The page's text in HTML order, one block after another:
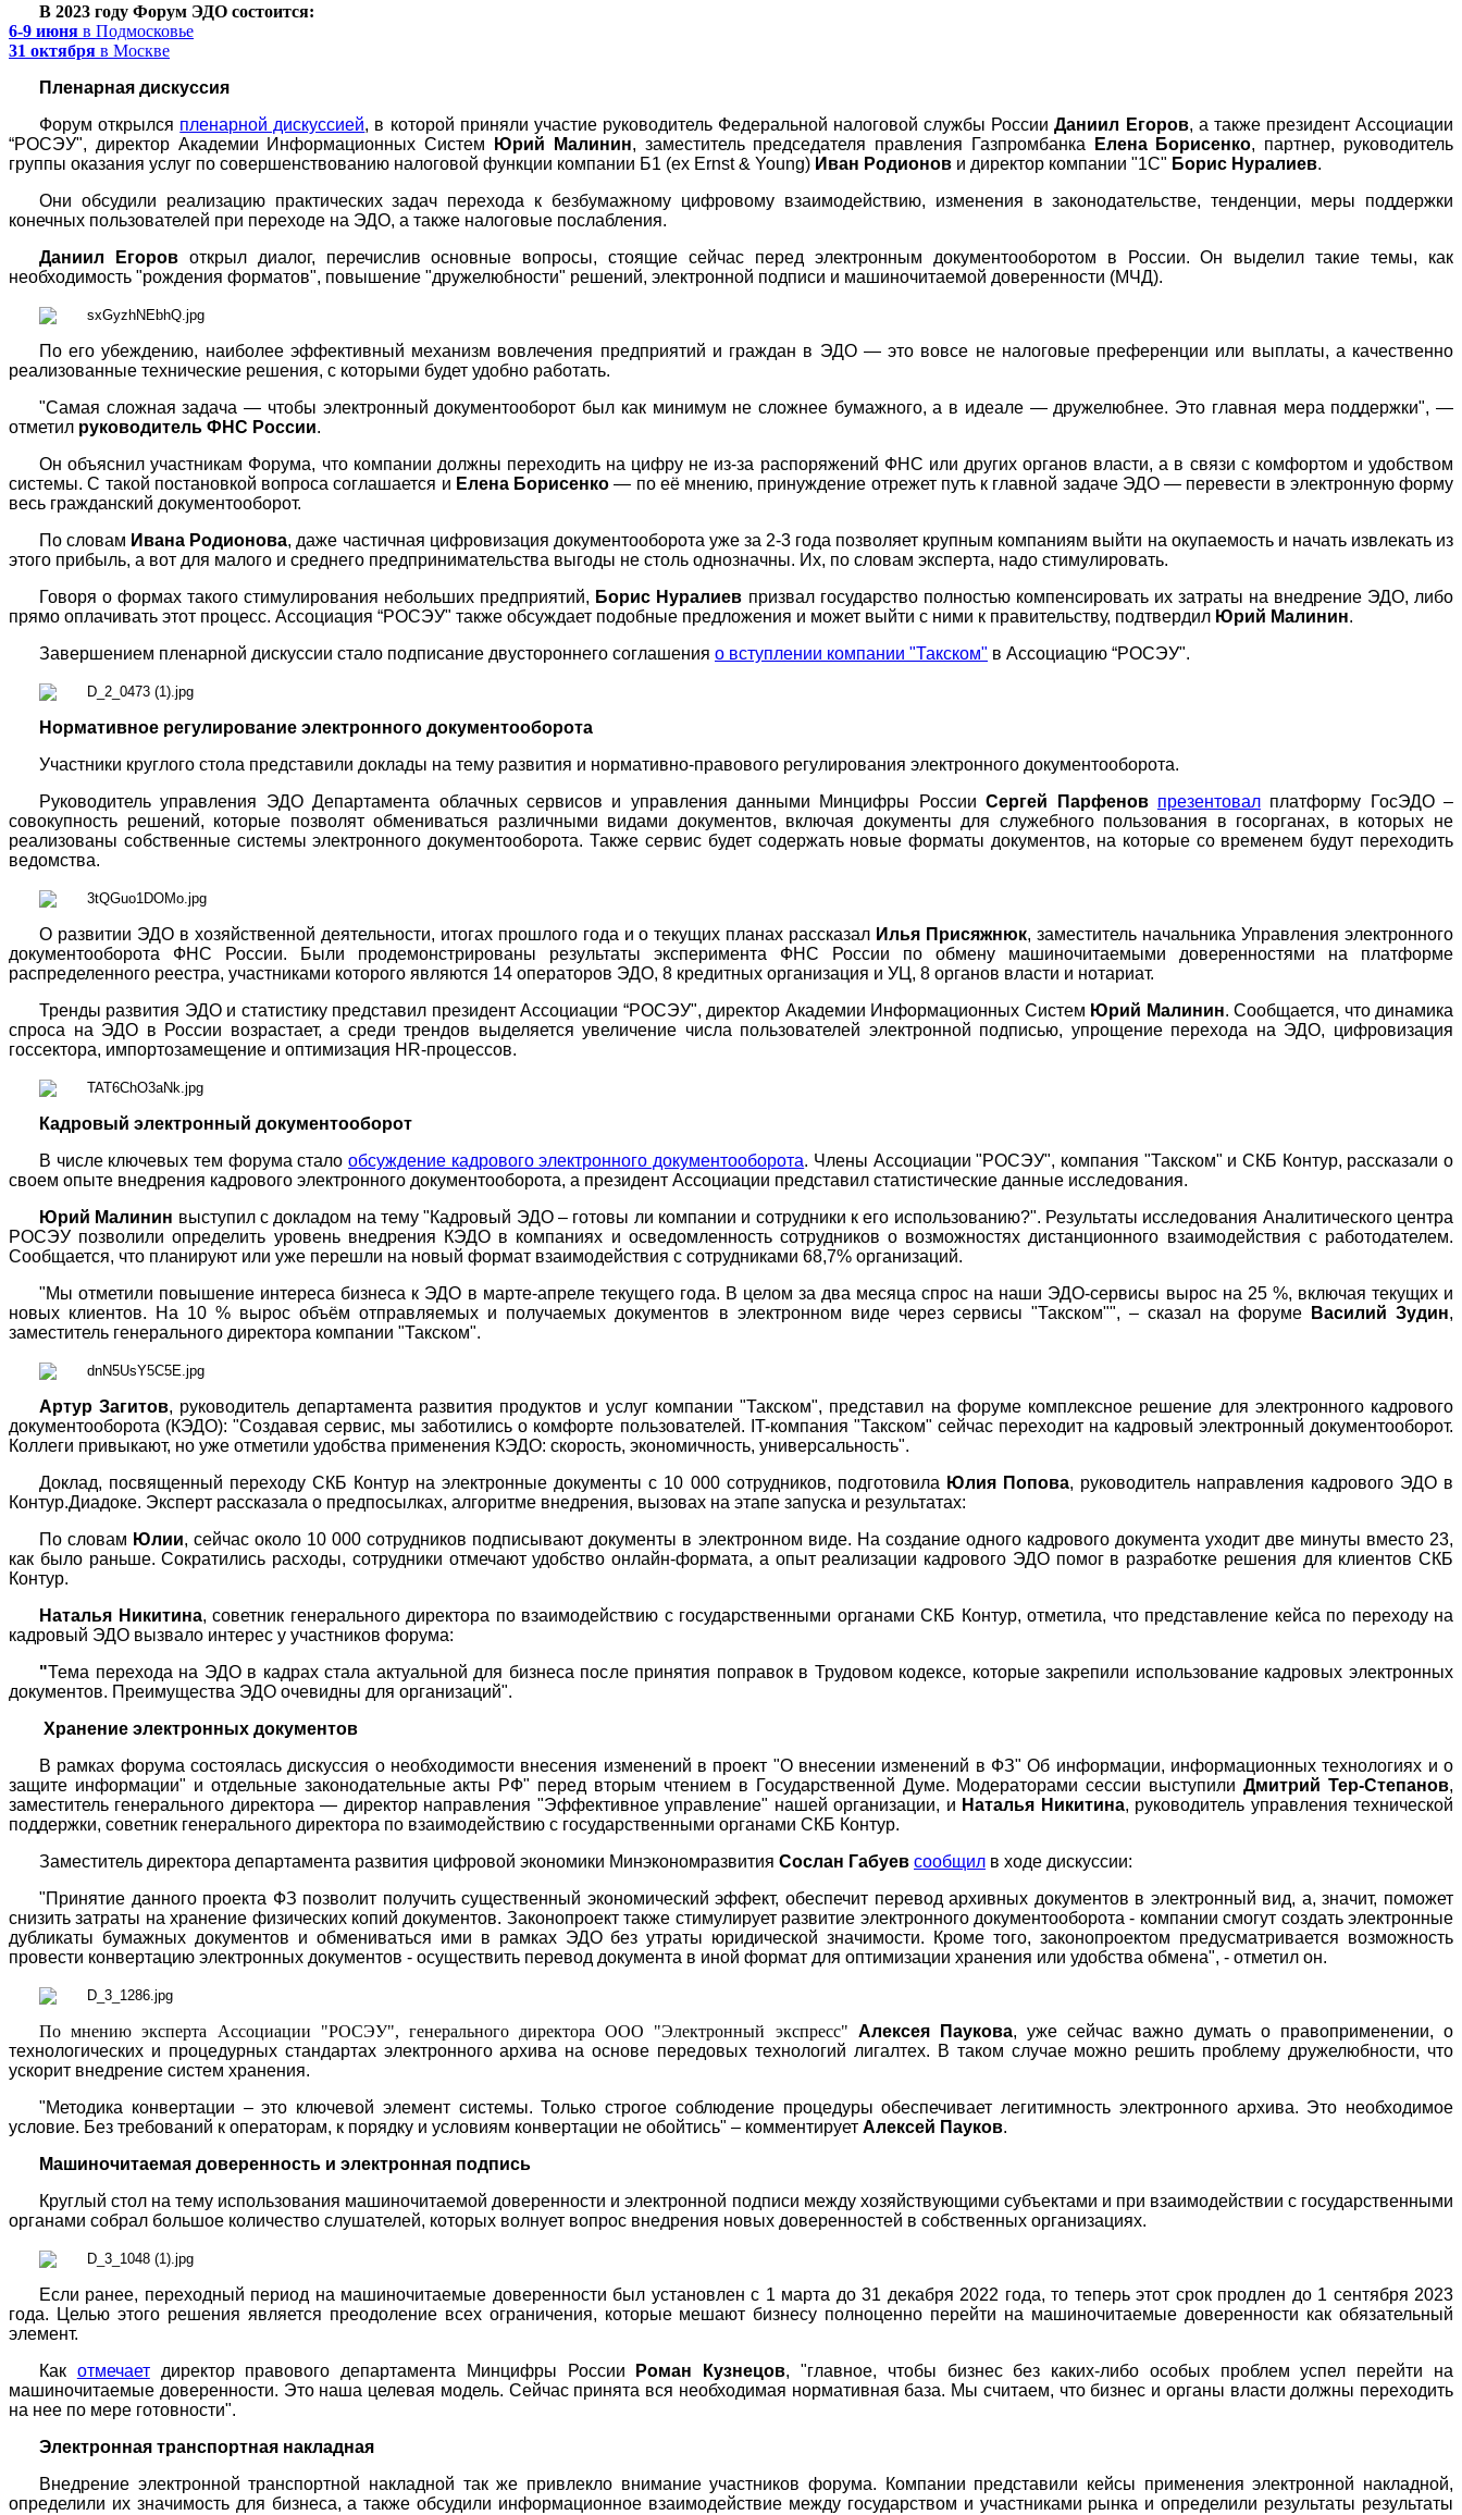
В 2023 году Форум ЭДО состоится:
6-9 июня в Подмосковье
31 октября в Москве
Пленарная дискуссия
Форум открылся пленарной дискуссией, в которой приняли участие руководитель Федеральной налоговой службы РоссииДаниил Егоров, а также президент Ассоциации
“РОСЭУ", директор Академии Информационных Систем Юрий Малинин, заместитель председателя правления Газпромбанка Елена Борисенко, партнер, руководитель
группы оказания услуг по совершенствованию налоговой функции компании Б1 (ex Ernst & Young) Иван Родионов и директор компании "1С" Борис Нуралиев.
Они обсудили реализацию практических задач перехода к безбумажному цифровому взаимодействию, изменения в законодательстве, тенденции, меры поддержки
конечных пользователей при переходе на ЭДО, а также налоговые послабления.
Даниил Егоровоткрыл диалог, перечислив основные вопросы, стоящие сейчас перед электронным документооборотом в России. Он выделил такие темы, как
необходимость "рождения форматов", повышение "дружелюбности" решений, электронной подписи и машиночитаемой доверенности (МЧД).
По его убеждению, наиболее эффективный механизм вовлечения предприятий и граждан в ЭДО — это вовсе не налоговые преференции или выплаты, а качественно
реализованные технические решения, с которыми будет удобно работать.
"Самая сложная задача — чтобы электронный документооборот был как минимум не сложнее бумажного, а в идеале — дружелюбнее. Это главная мера поддержки", —
отметил руководитель ФНС России.
Он объяснил участникам Форума, что компании должны переходить на цифру не из-за распоряжений ФНС или других органов власти, а в связи с комфортом и удобством
системы. С такой постановкой вопроса соглашается и Елена Борисенко — по её мнению, принуждение отрежет путь к главной задаче ЭДО — перевести в электронную форму
весь гражданский документооборот.
По словам Ивана Родионова, даже частичная цифровизация документооборота уже за 2-3 года позволяет крупным компаниям выйти на окупаемость и начать извлекать из
этого прибыль, а вот для малого и среднего предпринимательства выгоды не столь однозначны. Их, по словам эксперта, надо стимулировать.
Говоря о формах такого стимулирования небольших предприятий, Борис Нуралиев призвал государство полностью компенсировать их затраты на внедрение ЭДО, либо
прямо оплачивать этот процесс. Ассоциация “РОСЭУ" также обсуждает подобные предложения и может выйти с ними к правительству, подтвердил Юрий Малинин.
Завершением пленарной дискуссии стало подписание двустороннего соглашения о вступлении компании "Такском" в Ассоциацию “РОСЭУ".
Нормативное регулирование электронного документооборота
Участники круглого стола представили доклады на тему развития и нормативно-правового регулирования электронного документооборота.
Руководитель управления ЭДО Департамента облачных сервисов и управления данными Минцифры РоссииСергей Парфенов презентовалплатформу ГосЭДО –
совокупность решений, которые позволят обмениваться различными видами документов, включая документы для служебного пользования в госорганах, в которых не
реализованы собственные системы электронного документооборота. Также сервис будет содержать новые форматы документов, на которые со временем будут переходить
ведомства.
О развитии ЭДО в хозяйственной деятельности, итогах прошлого года и о текущих планах рассказал Илья Присяжнюк, заместитель начальника Управления электронного
документооборота ФНС России. Были продемонстрированы результаты эксперимента ФНС России по обмену машиночитаемыми доверенностями на платформе
распределенного реестра, участниками которого являются 14 операторов ЭДО, 8 кредитных организация и УЦ, 8 органов власти и нотариат.
Тренды развития ЭДО и статистику представил президент Ассоциации “РОСЭУ", директор Академии Информационных Систем Юрий Малинин. Сообщается, что динамика
спроса на ЭДО в России возрастает, а среди трендов выделяется увеличение числа пользователей электронной подписью, упрощение перехода на ЭДО, цифровизация
госсектора, импортозамещение и оптимизация HR-процессов.
Кадровый электронный документооборот
В числе ключевых тем форума сталообсуждение кадрового электронного документооборота. Члены Ассоциации "РОСЭУ", компания "Такском" и СКБ Контур, рассказали о
своем опыте внедрения кадрового электронного документооборота, а президент Ассоциации представил статистические данные исследования.
Юрий Малинин выступил с докладом на тему "Кадровый ЭДО – готовы ли компании и сотрудники к его использованию?". Результаты исследования Аналитического центра
РОСЭУ позволили определить уровень внедрения КЭДО в компаниях и осведомленность сотрудников о возможностях дистанционного взаимодействия с работодателем.
Сообщается, что планируют или уже перешли на новый формат взаимодействия с сотрудниками 68,7% организаций.
"Мы отметили повышение интереса бизнеса к ЭДО в марте-апреле текущего года. В целом за два месяца спрос на наши ЭДО-сервисы вырос на 25 %, включая текущих и
новых клиентов. На 10 % вырос объём отправляемых и получаемых документов в электронном виде через сервисы "Такском"", – сказал на форуме
Василий Зудин,
заместитель генерального директора компании "Такском".
Артур Загитов, руководитель департамента развития продуктов и услуг компании "Такском", представил на форуме комплексное решение для электронного кадрового
документооборота (КЭДО): "Создавая сервис, мы заботились о комфорте пользователей. IT-компания "Такском" сейчас переходит на кадровый электронный документооборот.
Коллеги привыкают, но уже отметили удобства применения КЭДО: скорость, экономичность, универсальность".
Доклад, посвященный переходу СКБ Контур на электронные документы с 10 000 сотрудников, подготовила Юлия Попова, руководитель направления кадрового ЭДО в
Контур.Диадоке. Эксперт рассказала о предпосылках, алгоритме внедрения, вызовах на этапе запуска и результатах:
По словам Юлии, сейчас около 10 000 сотрудников подписывают документы в электронном виде. На создание одного кадрового документа уходит две минуты вместо 23,
как было раньше. Сократились расходы, сотрудники отмечают удобство онлайн-формата, а опыт реализации кадрового ЭДО помог в разработке решения для клиентов СКБ
Контур.
Наталья Никитина, советник генерального директора по взаимодействию с государственными органами СКБ Контур, отметила, что представление кейса по переходу на
кадровый ЭДО вызвало интерес у участников форума:
"Тема перехода на ЭДО в кадрах стала актуальной для бизнеса после принятия поправок в Трудовом кодексе, которые закрепили использование кадровых электронных
документов. Преимущества ЭДО очевидны для организаций".
Хранение электронных документов
В рамках форума состоялась дискуссия о необходимости внесения изменений в проект "О внесении изменений в ФЗ" Об информации, информационных технологиях и о
защите информации" и отдельные законодательные акты РФ" перед вторым чтением в Государственной Думе. Модераторами сессии выступилиДмитрий Тер-Степанов,
заместитель генерального директора — директор направления "Эффективное управление" нашей организации, и Наталья Никитина, руководитель управления технической
поддержки, советник генерального директора по взаимодействию с государственными органами СКБ Контур.
Заместитель директора департамента развития цифровой экономики Минэкономразвития Сослан Габуев сообщил в ходе дискуссии:
"Принятие данного проекта ФЗ позволит получить существенный экономический эффект, обеспечит перевод архивных документов в электронный вид, а, значит, поможет
снизить затраты на хранение физических копий документов. Законопроект также стимулирует развитие электронного документооборота - компании смогут создать электронные
дубликаты бумажных документов и обмениваться ими в рамках ЭДО без утраты юридической значимости. Кроме того, законопроектом предусматривается возможность
провести конвертацию электронных документов - осуществить перевод документа в иной формат для оптимизации хранения или удобства обмена", - отметил он.
По мнению эксперта Ассоциации "РОСЭУ", генерального директора ООО "Электронный экспресс" Алексея Паукова, уже сейчас важно думать о правоприменении, о
технологических и процедурных стандартах электронного архива на основе передовых технологий лигалтех. В таком случае можно решить проблему дружелюбности, что
ускорит внедрение систем хранения.
"Методика конвертации – это ключевой элемент системы. Только строгое соблюдение процедуры обеспечивает легитимность электронного архива. Это необходимое
условие. Без требований к операторам, к порядку и условиям конвертации не обойтись" – комментирует Алексей Пауков.
Машиночитаемая доверенность и электронная подпись
Круглый стол на тему использования машиночитаемой доверенности и электронной подписи между хозяйствующими субъектами и при взаимодействии с государственными
органами собрал большое количество слушателей, которых волнует вопрос внедрения новых доверенностей в собственных организациях.
Если ранее, переходный период на машиночитаемые доверенности был установлен с 1 марта до 31 декабря 2022 года, то теперь этот срок продлен до 1 сентября 2023
года. Целью этого решения является преодоление всех ограничения, которые мешают бизнесу полноценно перейти на машиночитаемые доверенности как обязательный
элемент.
Как отмечаетдиректор правового департамента Минцифры России Роман Кузнецов, "главное, чтобы бизнес без каких-либо особых проблем успел перейти на
машиночитаемые доверенности. Это наша целевая модель. Сейчас принята вся необходимая нормативная база. Мы считаем, что бизнес и органы власти должны переходить
на нее по мере готовности".
Электронная транспортная накладная
Внедрение электронной транспортной накладной так же привлекло внимание участников форума. Компании представили кейсы применения электронной накладной,
определили их значимость для бизнеса, а также обсудили информационное взаимодействие между государством и участниками рынка и определили результаты результаты